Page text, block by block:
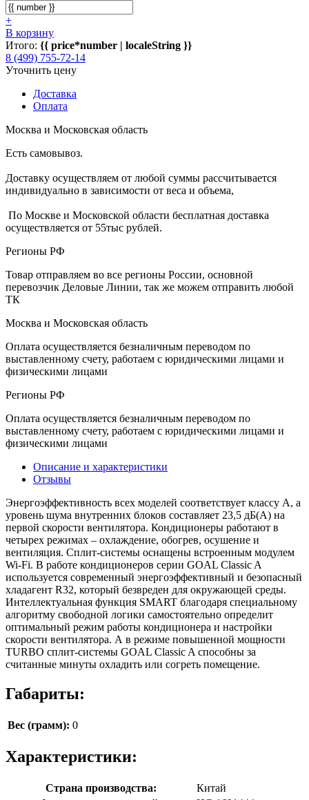
+
В корзину
Итого: {{ price*number | localeString }}
8 (499) 755-72-14
Уточнить цену
Доставка
Оплата
Москва и Московская область
Есть самовывоз.
Доставку осуществляем от любой суммы рассчитывается
индивидуально в зависимости от веса и объема,
По Москве и Московской области бесплатная доставка
осуществляется от 55тыс рублей.
Регионы РФ
Товар отправляем во все регионы России, основной
перевозчик Деловые Линии, так же можем отправить любой
ТК
Москва и Московская область
Оплата осуществляется безналичным переводом по
выставленному счету, работаем с юридическими лицами и
физическими лицами
Регионы РФ
Оплата осуществляется безналичным переводом по
выставленному счету, работаем с юридическими лицами и
физическими лицами
Описание и характеристики
Отзывы
Энергоэффективность всех моделей соответствует классу А, а
уровень шума внутренних блоков составляет 23,5 дБ(А) на
первой скорости вентилятора. Кондиционеры работают в
четырех режимах – охлаждение, обогрев, осушение и
вентиляция. Сплит-системы оснащены встроенным модулем
Wi-Fi. В работе кондиционеров серии GOAL Classic A
используется современный энергоэффективный и безопасный
хладагент R32, который безвреден для окружающей среды.
Интеллектуальная функция SMART благодаря специальному
алгоритму свободной логики самостоятельно определит
оптимальный режим работы кондиционера и настройки
скорости вентилятора. А в режиме повышенной мощности
TURBO сплит-системы GOAL Classic A способны за
считанные минуты охладить или согреть помещение.
Габариты:
Вес (грамм): 0
Характеристики:
Страна производства:
Китай